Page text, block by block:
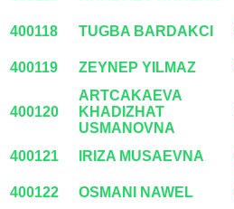
400118 TUGBA BARDAKCI
400119 ZEYNEP YILMAZ
400120
ARTCAKAEVA
KHADIZHAT
USMANOVNA
400121 IRIZA MUSAEVNA
400122 OSMANI NAWEL